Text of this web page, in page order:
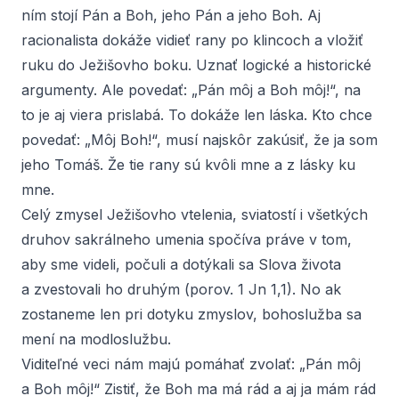
ním stojí Pán a Boh, jeho Pán a jeho Boh. Aj
racionalista dokáže vidieť rany po klincoch a vložiť
ruku do Ježišovho boku. Uznať logické a historické
argumenty. Ale povedať: „Pán môj a Boh môj!“, na
to je aj viera prislabá. To dokáže len láska. Kto chce
povedať: „Môj Boh!“, musí najskôr zakúsiť, že ja som
jeho Tomáš. Že tie rany sú kvôli mne a z lásky ku
mne.
Celý zmysel Ježišovho vtelenia, sviatostí i všetkých
druhov sakrálneho umenia spočíva práve v tom,
aby sme videli, počuli a dotýkali sa Slova života
a zvestovali ho druhým (porov. 1 Jn 1,1). No ak
zostaneme len pri dotyku zmyslov, bohoslužba sa
mení na modloslužbu.
Viditeľné veci nám majú pomáhať zvolať: „Pán môj
a Boh môj!“ Zistiť, že Boh ma má rád a aj ja mám rád